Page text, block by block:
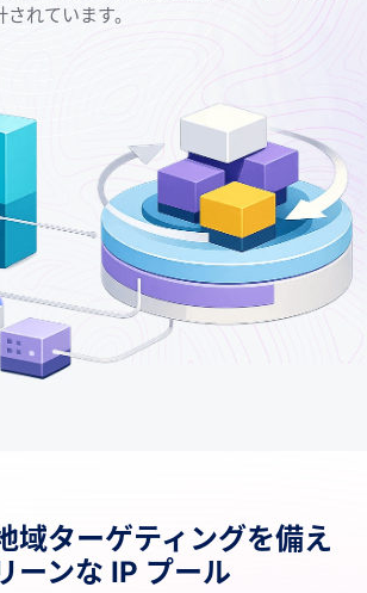
れています。
域ターゲティングを備え
ーンな IP プール